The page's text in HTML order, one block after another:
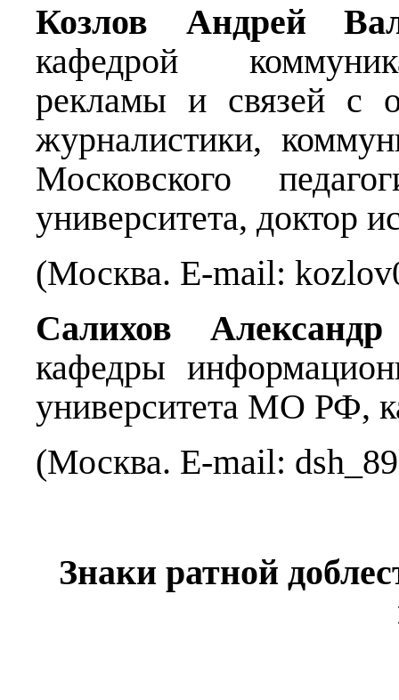
Козлов Андрей
кафедрой
рекламы и связей с
журналистики,
Московского
университета, доктор
(Москва. E-mail:
Салихов
кафедры
университета МО РФ,
(Москва. E-mail:
Знаки ратной